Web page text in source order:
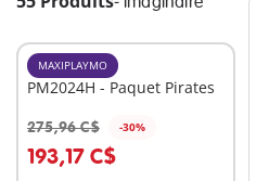
MAXIPLAYMO
PM2024H - Paquet Pirates
275,96 C$ -30%
193,17 C$
Au panier